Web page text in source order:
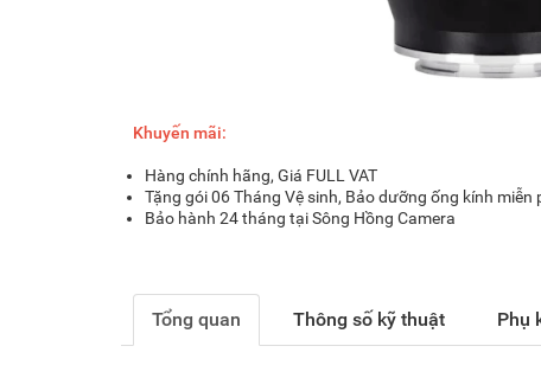
Khuyến mãi:
Hàng chính hãng, Giá FULL VAT
Tặng gói 06 Tháng Vệ sinh, Bảo dưỡng ống kính miễn
Bảo hành 24 tháng tại Sông Hồng Camera
Tổng quan Thông số kỹ thuật Phụ